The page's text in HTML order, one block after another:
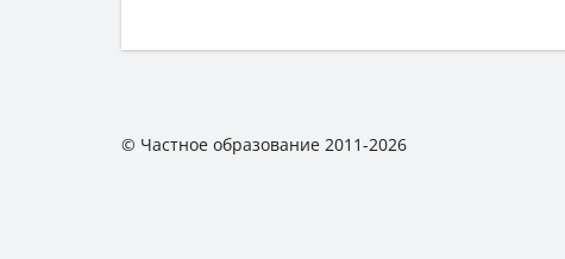
© Частное образование 2011-2026